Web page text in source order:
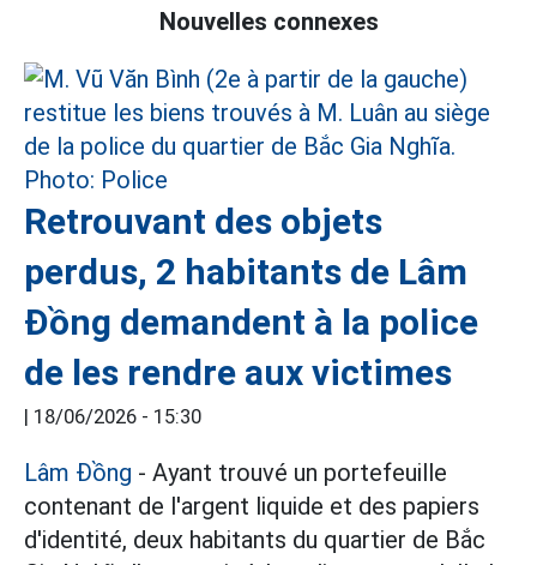
Nouvelles connexes
Retrouvant des objets
perdus, 2 habitants de Lâm
Đồng demandent à la police
de les rendre aux victimes
| 18/06/2026 - 15:30
Lâm Đồng - Ayant trouvé un portefeuille
contenant de l'argent liquide et des papiers
d'identité, deux habitants du quartier de Bắc